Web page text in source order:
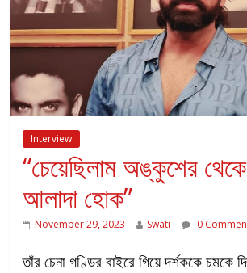
Interview
“চেয়েছিলাম অঙ্কুশের
আলাদা হোক”
November 29, 2023 Swati 0
তাঁর চেনা গণ্ডির বাইরে গিয়ে দর্শককে চমকে